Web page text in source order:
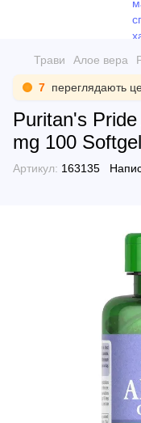
Трави Алое вера
7 переглядають
Puritan's
mg 100
Артикул: 163135